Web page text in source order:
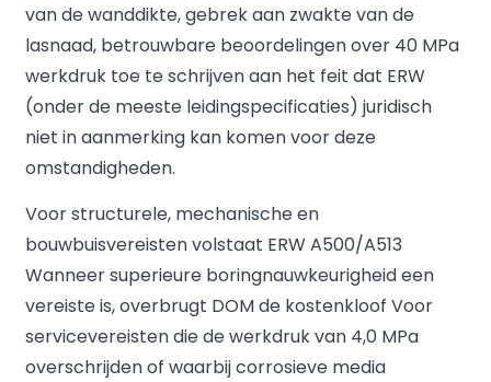
van de wanddikte, gebrek aan zwakte van de
lasnaad, betrouwbare beoordelingen over 40 MPa
werkdruk toe te schrijven aan het feit dat ERW
(onder de meeste leidingspecificaties) juridisch
niet in aanmerking kan komen voor deze
omstandigheden.
Voor structurele, mechanische en
bouwbuisvereisten volstaat ERW A500/A513
Wanneer superieure boringnauwkeurigheid een
vereiste is, overbrugt DOM de kostenkloof Voor
servicevereisten die de werkdruk van 4,0 MPa
overschrijden of waarbij corrosieve media